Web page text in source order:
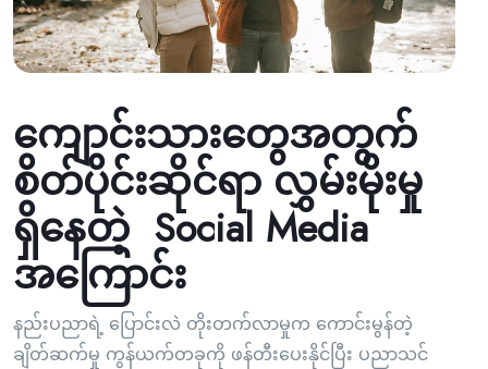
ကျောင်းသားတွေအတွက်
စိတ်ပိုင်းဆိုင်ရာ လွှမ်းမိုးမှု
ရှိနေတဲ့ Social Media
အကြောင်း
နည်းပညာရဲ့ ပြောင်းလဲ တိုးတက်လာမှုက ကောင်းမွန်တဲ့
ချိတ်ဆက်မှု ကွန်ယက်တခုကို ဖန်တီးပေးနိုင်ပြီး ပညာသင်